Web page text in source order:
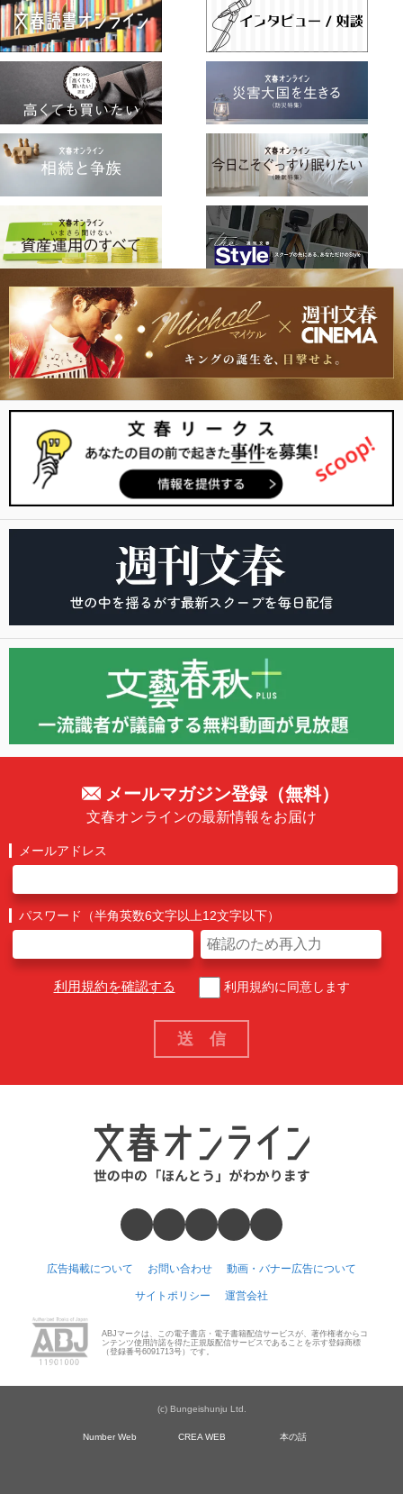
メールマガジン登録（無料）
文春オンラインの最新情報をお届け
メールアドレス
パスワード（半角英数6文字以上12文字以下）
利用規約を確認する 利用規約に同意します
広告掲載について お問い合わせ 動画・バナー広告について
サイトポリシー 運営会社
ABJマークは、この電子書店・電子書籍配信サービスが、著作権者からコ
ンテンツ使用許諾を得た正規版配信サービスであることを示す登録商標
（登録番号6091713号）です。
(c) Bungeishunju Ltd.
Number Web CREA WEB 本の話